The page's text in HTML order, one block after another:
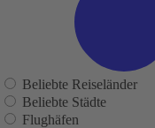
Beliebte Reiseländer
Beliebte Städte
Flughäfen